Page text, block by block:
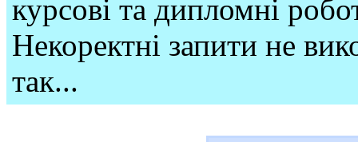
курсові та дипломні
Некоректні запити не
так...